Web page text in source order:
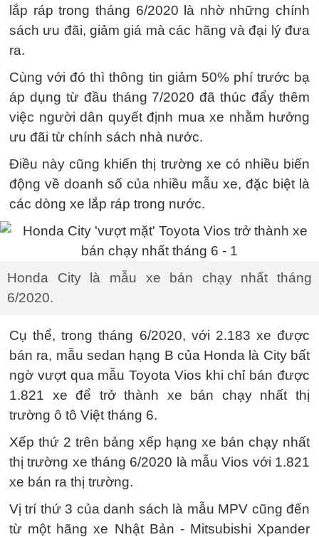
lắp ráp trong tháng 6/2020 là nhờ những chính
sách ưu đãi, giảm giá mà các hãng và đại lý đưa
ra.
Cùng với đó thì thông tin giảm 50% phí trước bạ
áp dụng từ đầu tháng 7/2020 đã thúc đẩy thêm
việc người dân quyết định mua xe nhằm hưởng
ưu đãi từ chính sách nhà nước.
Điều này cũng khiến thị trường xe có nhiều biến
động về doanh số của nhiều mẫu xe, đặc biệt là
các dòng xe lắp ráp trong nước.
Honda City là mẫu xe bán chạy nhất tháng
6/2020.
Cụ thể, trong tháng 6/2020, với 2.183 xe được
bán ra, mẫu sedan hạng B của Honda là City bất
ngờ vượt qua mẫu Toyota Vios khi chỉ bán được
1.821 xe để trở thành xe bán chạy nhất thị
trường ô tô Việt tháng 6.
Xếp thứ 2 trên bảng xếp hạng xe bán chạy nhất
thị trường xe tháng 6/2020 là mẫu Vios với 1.821
xe bán ra thị trường.
Vị trí thứ 3 của danh sách là mẫu MPV cũng đến
từ một hãng xe Nhật Bản - Mitsubishi Xpander